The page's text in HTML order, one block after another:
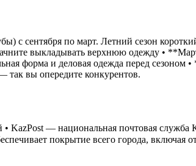
сентября по март. Летний сезон
выкладывать верхнюю одежду •
форма и деловая одежда перед сезоном
так вы опередите конкурентов.
— национальная почтовая служба
покрытие всего города, включая